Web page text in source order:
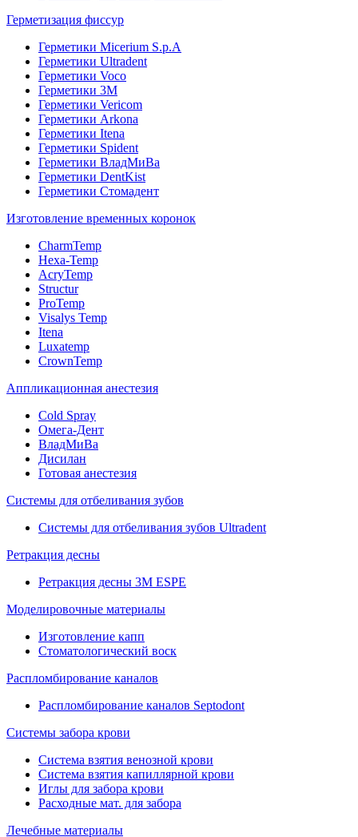
Герметизация фиссур
Герметики Micerium S.p.A
Герметики Ultradent
Герметики Voco
Герметики 3M
Герметики Vericom
Герметики Arkona
Герметики Itena
Герметики Spident
Герметики ВладМиВа
Герметики DentKist
Герметики Стомадент
Изготовление временных коронок
CharmTemp
Hexa-Temp
AcryTemp
Structur
ProTemp
Visalys Temp
Itena
Luxatemp
CrownTemp
Аппликационная анестезия
Cold Spray
Омега-Дент
ВладМиВа
Дисилан
Готовая анестезия
Системы для отбеливания зубов
Системы для отбеливания зубов Ultradent
Ретракция десны
Ретракция десны 3M ESPE
Моделировочные материалы
Изготовление капп
Стоматологический воск
Распломбирование каналов
Распломбирование каналов Septodont
Системы забора крови
Система взятия венозной крови
Система взятия капиллярной крови
Иглы для забора крови
Расходные мат. для забора
Лечебные материалы